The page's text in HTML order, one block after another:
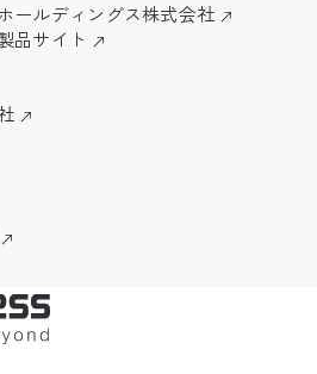
ールディングス株式会社
品サイト